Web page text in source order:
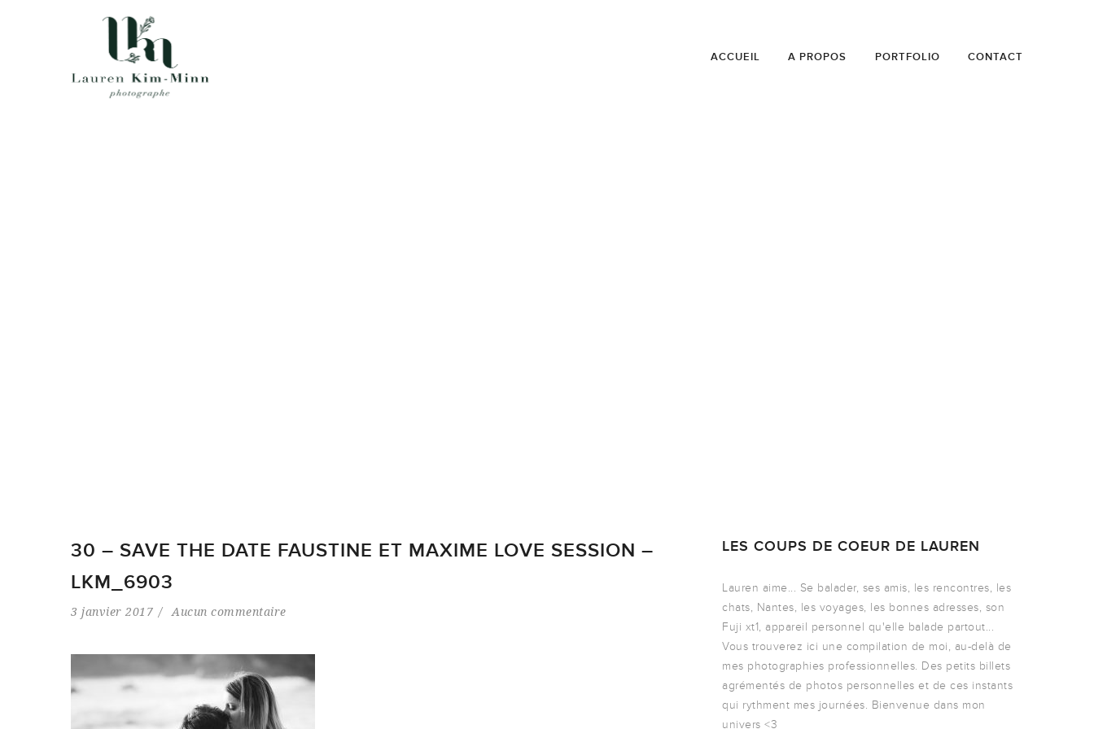
ACCUEIL A PROPOS PORTFOLIO CONTACT
30 – SAVE THE DATE FAUSTINE ET MAXIME LOVE SESSION –
LKM_6903
3 janvier 2017 Aucun commentaire
LES COUPS DE COEUR DE LAUREN
Lauren aime... Se balader, ses amis, les rencontres, les
chats, Nantes, les voyages, les bonnes adresses, son
Fuji xt1, appareil personnel qu'elle balade partout...
Vous trouverez ici une compilation de moi, au-delà de
mes photographies professionnelles. Des petits billets
agrémentés de photos personnelles et de ces instants
qui rythment mes journées. Bienvenue dans mon
univers <3